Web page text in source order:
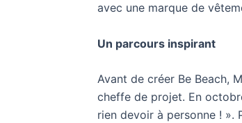
avec une marque de
Un parcours inspirant
Avant de créer Be Beach,
cheffe de projet. En
rien devoir à personne !